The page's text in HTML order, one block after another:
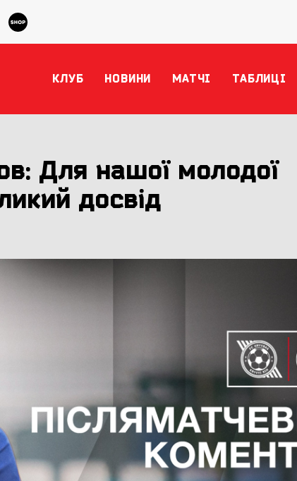
КЛУБ НОВИНИ МАТЧІ ТАБЛИЦІ
Для нашої молодої
досвід